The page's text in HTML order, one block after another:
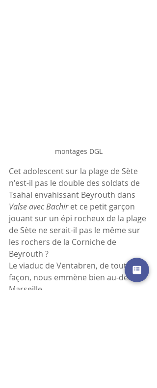
montages DGL
Cet adolescent sur la plage de Sète
n'est-il pas le double des soldats de
Tsahal envahissant Beyrouth dans
Valse avec Bachir et ce petit garçon
jouant sur un épi rocheux de la plage
de Sète ne serait-il pas le même sur
les rochers de la Corniche de
Beyrouth ?
Le viaduc de Ventabren, de toute
façon, nous emmène bien au-delà de
Marseille.